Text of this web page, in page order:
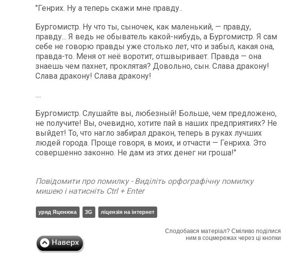
"Генрих. Ну а теперь скажи мне правду..
Бургомистр. Ну что ты, сыночек, как маленький, — правду,
правду... Я ведь не обыватель какой-нибудь, а Бургомистр. Я сам
себе не говорю правды уже столько лет, что и забыл, какая она,
правда-то. Меня от неё воротит, отшвыривает. Правда — она
знаешь чем пахнет, проклятая? Довольно, сын. Слава дракону!
Слава дракону! Слава дракону!
....
Бургомистр. Слушайте вы, любезный! Больше, чем предложено,
не получите! Вы, очевидно, хотите пай в наших предприятиях? Не
выйдет! То, что нагло забирал дракон, теперь в руках лучших
людей города. Проще говоря, в моих, и отчасти — Генриха. Это
совершенно законно. Не дам из этих денег ни гроша!"
Повідомити про помилку - Виділіть орфографічну помилку
мишею і натисніть Ctrl + Enter
уряд Яценюка 3G ліцензія на інтернет
Сподобався матеріал? Сміливо поділися
ним в соцмережах через ці кнопки